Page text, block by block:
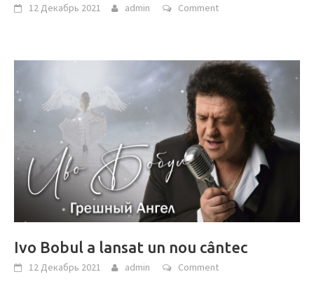
12 Декабрь 2021 admin Comment
Ivo Bobul a lansat un nou cântec
12 Декабрь 2021 admin Comment